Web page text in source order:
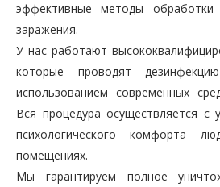
эффективные методы обработки
заражения.
У нас работают
которые проводят
использованием современных
Вся процедура осуществляется с
психологического комфорта
помещениях.
Мы гарантируем полное